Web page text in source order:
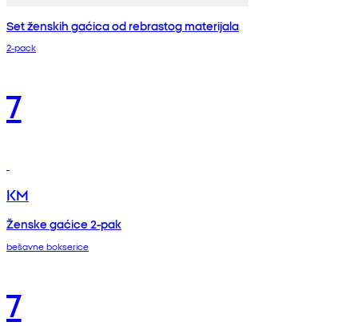
Set ženskih gaćica od rebrastog materijala
2-pack
7
KM
Ženske gaćice 2-pak
bešavne bokserice
7